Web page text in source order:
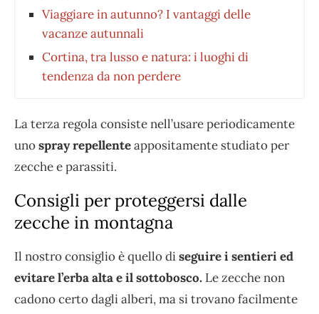
Viaggiare in autunno? I vantaggi delle
vacanze autunnali
Cortina, tra lusso e natura: i luoghi di
tendenza da non perdere
La terza regola consiste nell’usare periodicamente
unospray repellenteappositamente studiato per
zecche e parassiti.
Consigli per proteggersi dalle
zecche in montagna
Il nostro consiglio è quello diseguire i sentieri ed
evitare l’erba alta e il sottobosco. Le zecche non
cadono certo dagli alberi, ma si trovano facilmente